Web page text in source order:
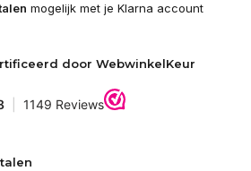
mogelijk met je Klarna account
door WebwinkelKeur